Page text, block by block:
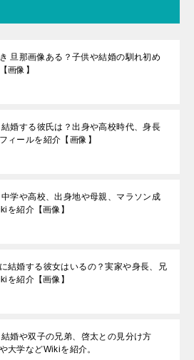
旦那画像ある？子供や結婚の馴れ初め
画像】
婚する彼氏は？出身や高校時代、身長
ィールを紹介【画像】
学や高校、出身地や母親、マラソン成
を紹介【画像】
結婚する彼女はいるの？実家や身長、兄
を紹介【画像】
婚や双子の兄弟、啓太との見分け方
大学などWikiを紹介。